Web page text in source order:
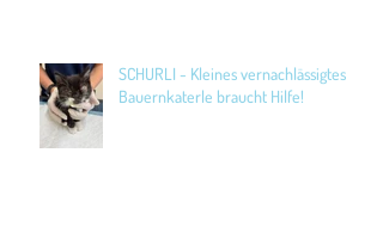
SCHURLI - Kleines vernachlässigtes
Bauernkaterle braucht Hilfe!